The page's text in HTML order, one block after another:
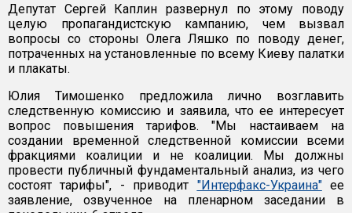
Депутат Сергей Каплин развернул по этому поводу
целую пропагандистскую кампанию, чем вызвал
вопросы со стороны Олега Ляшко по поводу денег,
потраченных на установленные по всему Киеву палатки
и плакаты.
Юлия Тимошенко предложила лично возглавить
следственную комиссию и заявила, что ее интересует
вопрос повышения тарифов. "Мы настаиваем на
создании временной следственной комиссии всеми
фракциями коалиции и не коалиции. Мы должны
провести публичный фундаментальный анализ, из чего
состоят тарифы", - приводит "Интерфакс-Украина"ее
заявление, озвученное на пленарном заседании в